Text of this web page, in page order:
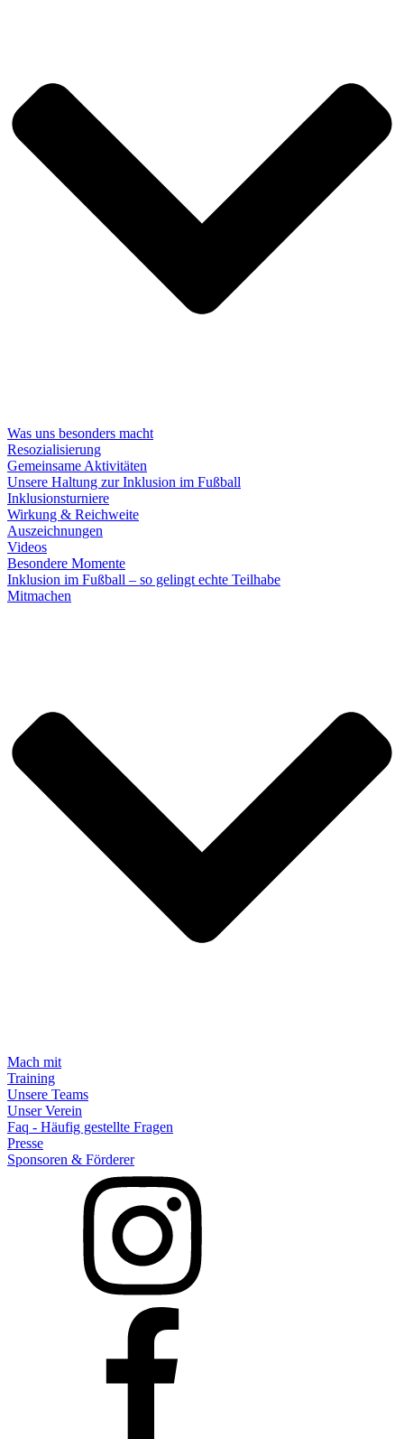
Was uns besonders macht
Resozialisierung
Gemeinsame Aktivitäten
Unsere Haltung zur Inklusion im Fußball
Inklusionsturniere
Wirkung & Reichweite
Auszeichnungen
Videos
Besondere Momente
Inklusion im Fußball – so gelingt echte Teilhabe
Mitmachen
Mach mit
Training
Unsere Teams
Unser Verein
Faq - Häufig gestellte Fragen
Presse
Sponsoren & Förderer